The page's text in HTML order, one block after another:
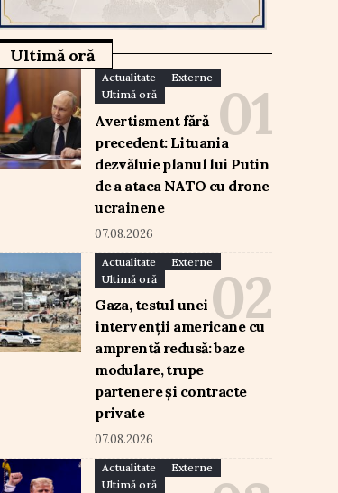
Ultimă oră
Actualitate
Externe
Ultimă oră
Avertisment fără
precedent: Lituania
dezvăluie planul lui Putin
de a ataca NATO cu drone
ucrainene
07.08.2026
Actualitate
Externe
Ultimă oră
Gaza, testul unei
intervenții americane cu
amprentă redusă: baze
modulare, trupe
partenere și contracte
private
07.08.2026
Actualitate
Externe
Ultimă oră